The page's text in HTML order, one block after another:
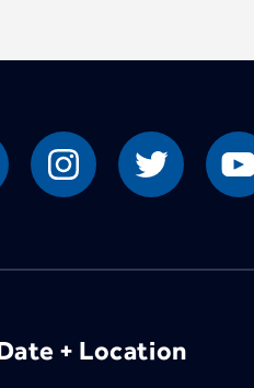
+ Location